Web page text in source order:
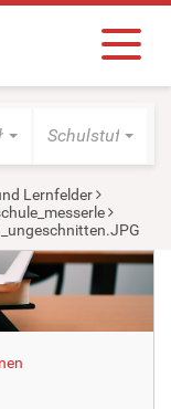
Schulstufe
Lernfelder